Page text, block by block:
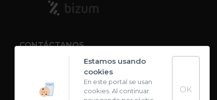
CONTÁCTANOS
Carta de sabores
Estamos usando
cookies
En este portal se usan
cookies. Al continuar
OK